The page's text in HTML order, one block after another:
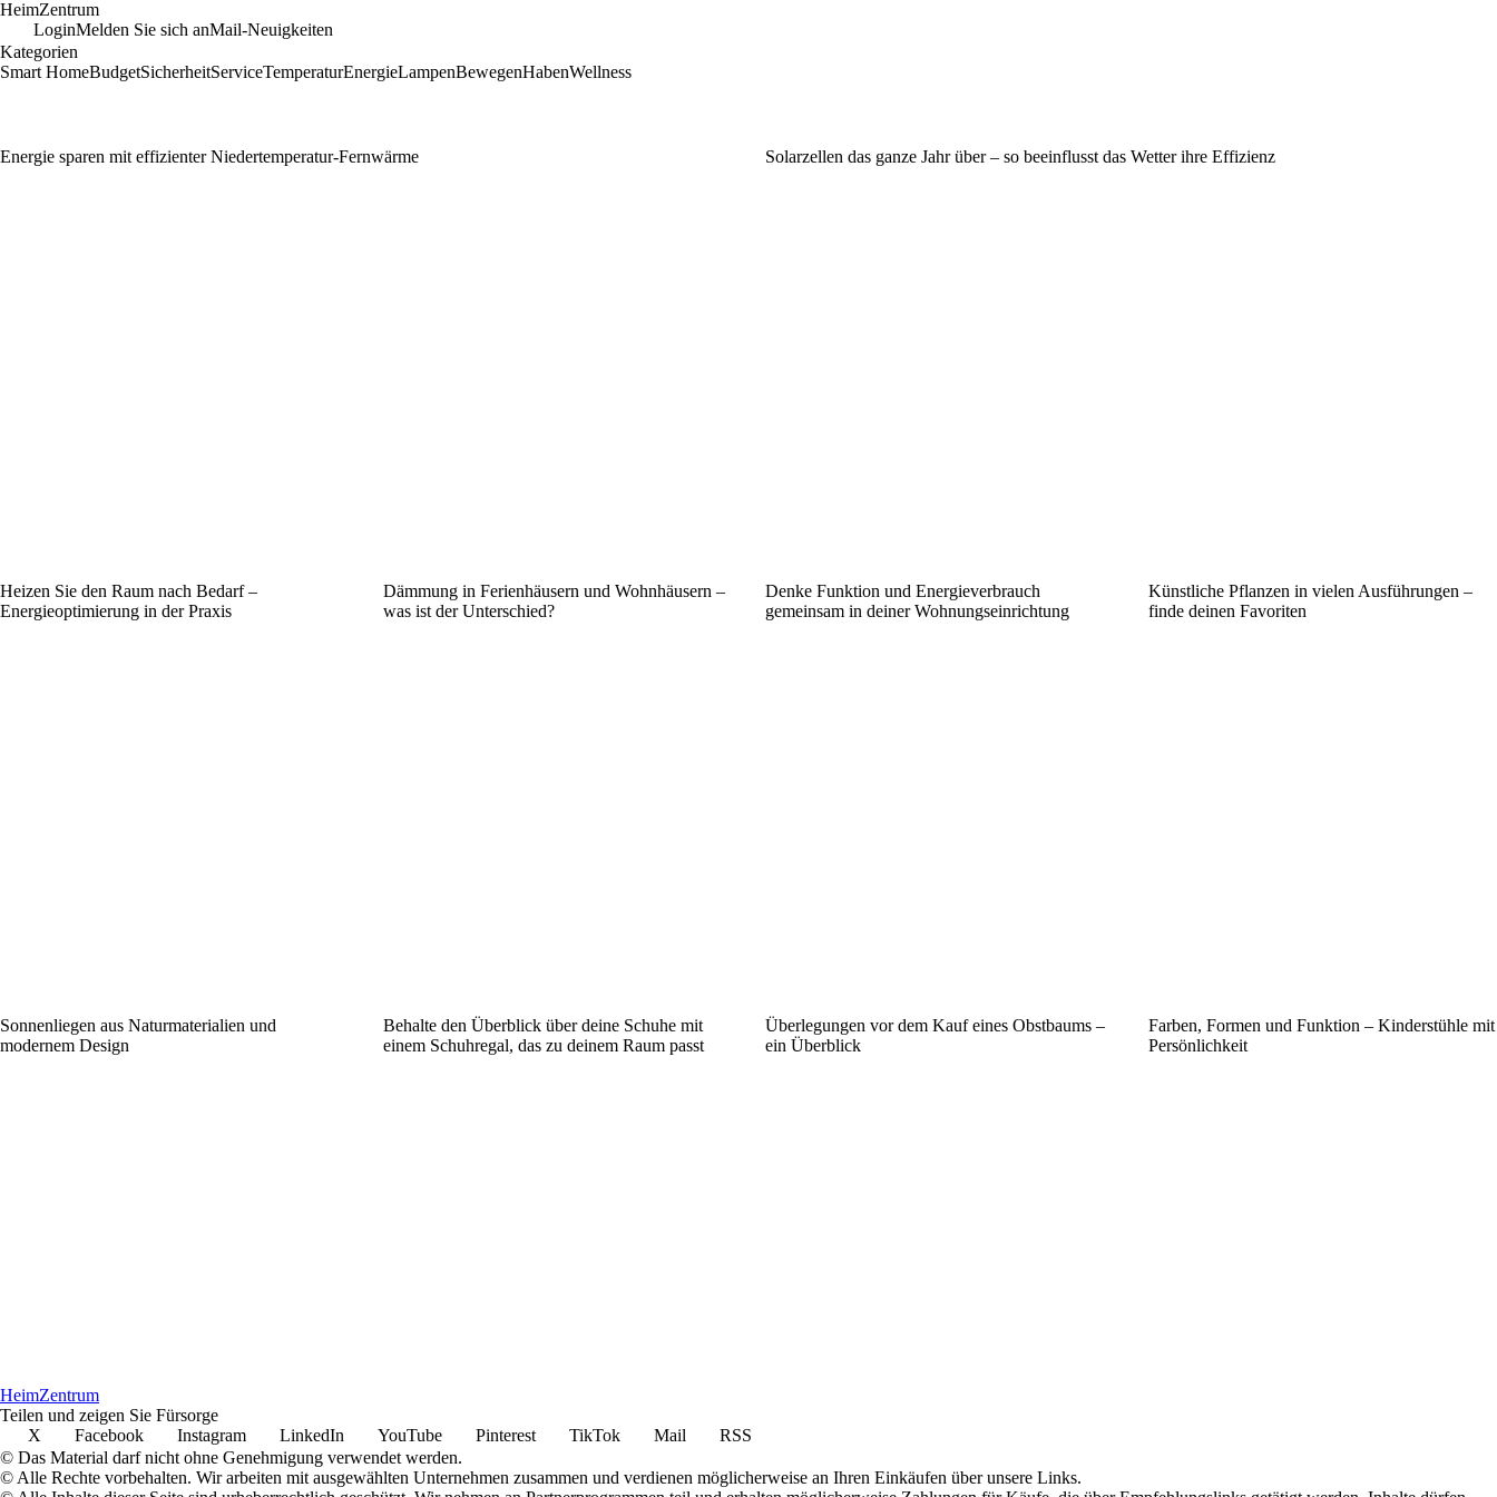
HeimZentrum
LoginMelden Sie sich anMail-Neuigkeiten
Kategorien
Smart HomeBudgetSicherheitServiceTemperaturEnergieLampenBewegenHabenWellness
Energie sparen mit effizienter Niedertemperatur-Fernwärme Solarzellen das ganze Jahr über – so beeinflusst das Wetter ihre Effizienz
Heizen Sie den Raum nach Bedarf –
Energieoptimierung in der Praxis
Dämmung in Ferienhäusern und Wohnhäusern –
was ist der Unterschied?
Denke Funktion und Energieverbrauch
gemeinsam in deiner Wohnungseinrichtung
Künstliche Pflanzen in vielen Ausführungen –
finde deinen Favoriten
Sonnenliegen aus Naturmaterialien und
modernem Design
Behalte den Überblick über deine Schuhe mit
einem Schuhregal, das zu deinem Raum passt
Überlegungen vor dem Kauf eines Obstbaums –
ein Überblick
Farben, Formen und Funktion – Kinderstühle mit
Persönlichkeit
HeimZentrum
Teilen und zeigen Sie Fürsorge
X
Facebook Instagram LinkedIn YouTube Pinterest TikTok Mail
RSS
© Das Material darf nicht ohne Genehmigung verwendet werden.
© Alle Rechte vorbehalten. Wir arbeiten mit ausgewählten Unternehmen zusammen und verdienen möglicherweise an Ihren Einkäufen über unsere Links.